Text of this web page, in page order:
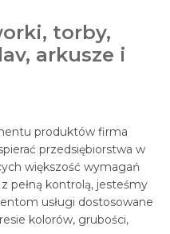
torby,
arkusze i
produktów firma
przedsiębiorstwa w
większość wymagań
pełną kontrolą, jesteśmy
usługi dostosowane
kolorów, grubości,